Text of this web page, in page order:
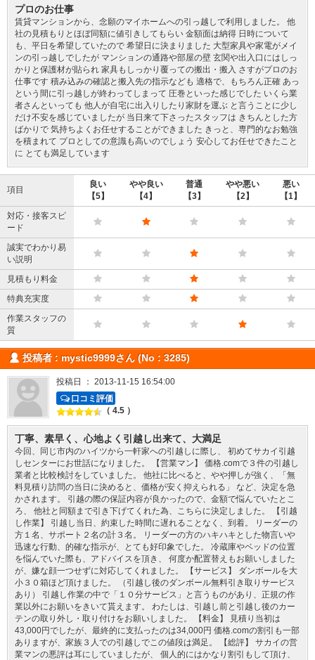
プロのお仕事
賃貸マンションから、念願のマイホームへの引っ越しで利用しました。 他
社の見積もりとほぼ同額に値引きしてもらい 金額面は納得 日時について
も、平日を希望していたので 希望日に決まりました 大型家具や家電がメイ
ンの引っ越しでしたが マンションの通路や部屋の壁 玄関や出入口にはしっ
かりと保護材が貼られ 家具もしっかり覆っての搬出・搬入 さすがプロのお
仕事です 積み込みの確認と搬入先の指示なども 適格で、もちろん正確 あっ
という間に引っ越しが終わってしまって 圧巻といった感じでした いくら業
者さんといっても 他人が自宅に出入りしたり家財を運ぶ と言うことに少し
だけ不安を感じていましたが 当日来て下さったスタッフは きちんとした方
ばかりで 気持ちよくお任せすることができました きっと、専門的なお勉強
を積まれて プロとしての意識も高いのでしょう 安心してお任せできたこと
に とても満足しています
項目
良い
【5】
やや良い
【4】
普通
【3】
やや悪い
【2】
悪い
【1】
対応・接客スピ
ード
誠実でわかり易
い説明
見積もり料金
特典充実度
作業スタッフの
質
投稿者 : mystic9999さん (No : 3285)
投稿日 ： 2013-11-15 16:54:00
口コミ評価
（ 4.5 ）
丁寧、素早く、心地よく引越し出来て、大満足
今回、同じ市内のハイツから一軒家への引越しに際し、 初めてサカイ引越
しセンターにお世話になりました。 【営業マン】 価格.comで３件の引越し
業者と比較検討をしていました。 他社に比べると、やや押しが強く、「無
料見積り訪問の当日に決めると、価格が安く抑えられる」 など、決定を急
かされます。 引越の際の保証内容が良かったので、金額で悩んでいたとこ
ろ、 他社と同額まで引き下げてくれた為、こちらに決定しました。 【引越
し作業】 引越し当日、約束した時間に遅れることなく、到着。 リーダーの
方１名、サポート２名の計３名。 リーダーの方のハキハキとした物言いや
迅速な行動、的確な指示が、とても好印象でした。 冷蔵庫やベッドの位置
を悩んでいた際も、アドバイスを頂き、 何度か配置替えもお願いしました
が、嫌な顔一つせずに対応してくれました。 【サービス】 ダンボールを大
小３０箱ほど頂けました。 （引越し後のダンボール無料引き取りサービス
あり） 引越し作業の中で「１０分サービス」と言うものがあり、正規の作
業以外にお願いをきいて貰えます。 わたしは、引越し前と引越し後のカー
テンの取り外し・取り付けをお願いしました。 【料金】 見積り当初は
43,000円でしたが、最終的に支払ったのは34,000円 価格.comの割引も一部
ありますが、家族３人での引越しでこの値段は満足。 【総評】 サカイの営
業マンの悪評は耳にしていましたが、 個人的にはかなり割引もして頂け、